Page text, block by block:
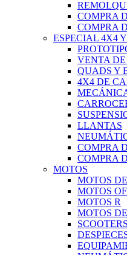
COMPRA
COMPRA
ESPECIAL 4X4
VENTA
QUADS Y
4X4 DE
LLANTAS
COMPRA
COMPRA
MOTOS
MOTOS
MOTOS
MOTOS R
MOTOS
SCOOTERS